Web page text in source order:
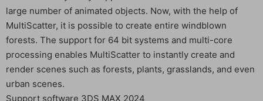
large number of animated objects. Now, with the help of
MultiScatter, it is possible to create entire windblown
forests. The support for 64 bit systems and multi-core
processing enables MultiScatter to instantly create and
render scenes such as forests, plants, grasslands, and even
urban scenes.
Support software 3DS MAX 2024